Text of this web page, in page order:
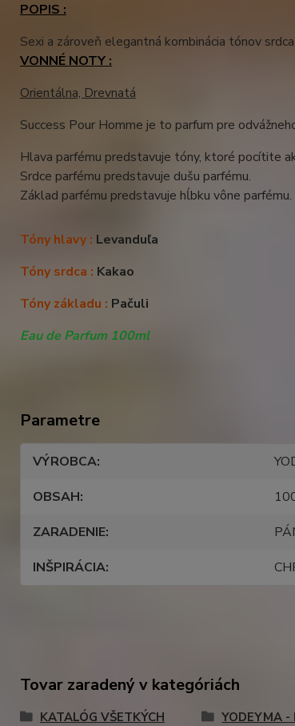
POPIS :
Sexi a zároveň elegantná kombinácia tónov
VONNÉ NOTY :
Orientálna, Drevnatá
Success Pour Homme je to parfum pre
Hlava parfému predstavuje tóny, ktoré pocítite
Srdce parfému predstavuje dušu parfému.
Základ parfému predstavuje hĺbku vône parfému.
Tóny hlavy : Levanduľa
Tóny srdca : Kakao
Tóny základu : Pačuli
Eau de Parfum 100ml
Parametre
VÝROBCA
OBSAH
ZARADENIE
INŠPIRÁCIA
Tovar zaradený v kategóriách
KATALÓG VŠETKÝCH
YODEYMA -